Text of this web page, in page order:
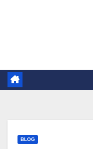
BLOG